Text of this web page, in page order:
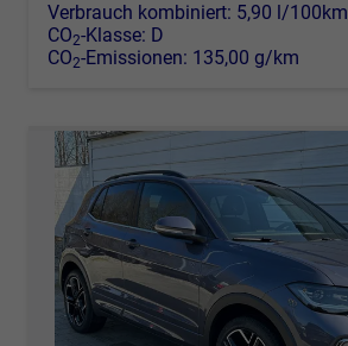
Verbrauch kombiniert: 5,90 l/100km
CO2-Klasse: D
CO2-Emissionen: 135,00 g/km